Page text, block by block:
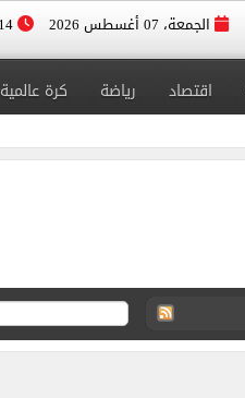
الجمعة، 07 أغسطس 2026
اقتصاد رياضة كرة عالمية